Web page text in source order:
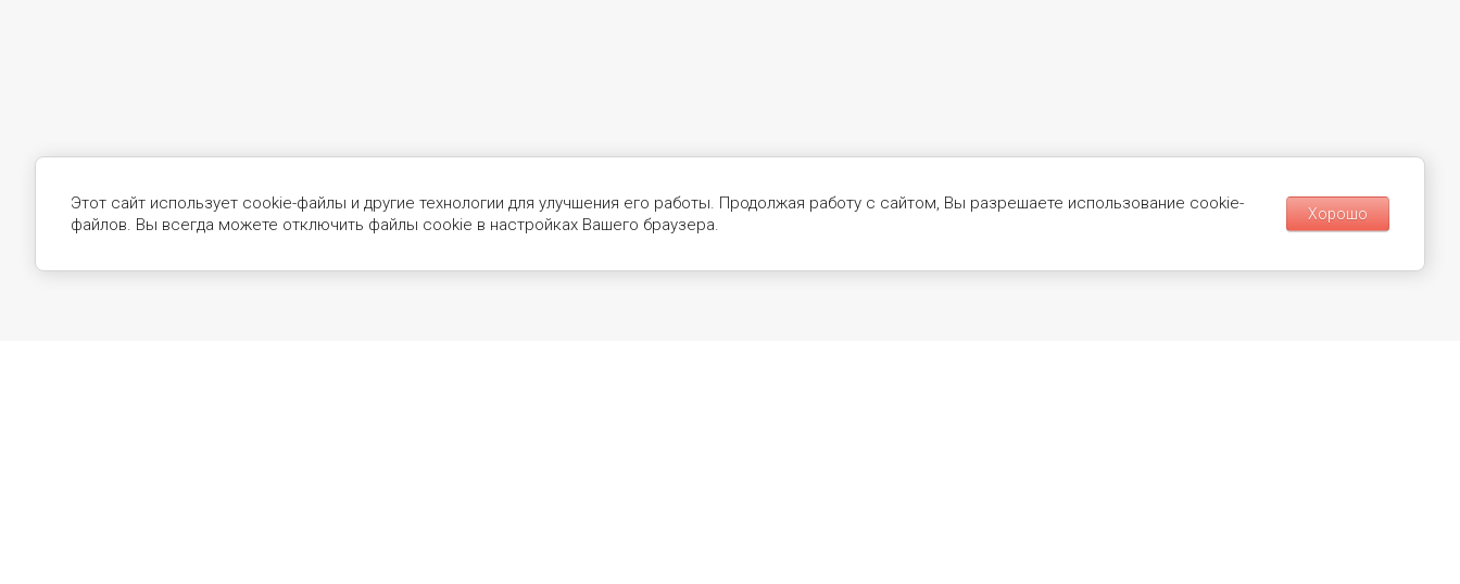
Этот сайт использует cookie-файлы и другие технологии для улучшения его работы. Продолжая работу с сайтом, Вы разрешаете использование cookie-
файлов. Вы всегда можете отключить файлы cookie в настройках Вашего браузера.
Хорошо